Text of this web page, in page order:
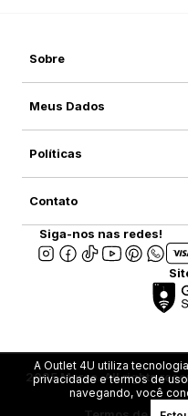
Sobre
Meus Dados
Políticas
Contato
Siga-nos nas redes!
2025 Marca. All rights
A Outlet 4U utiliza
privacidade e termos de
navegando, você